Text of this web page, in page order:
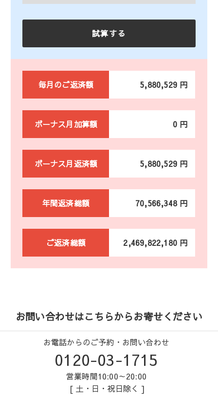
毎月のご返済額 5,880,529 円
ボーナス月加算額 0 円
ボーナス月返済額 5,880,529 円
年間返済総額 70,566,348 円
ご返済総額 2,469,822,180 円
お問い合わせはこちらからお寄せください
お電話からのご予約・お問い合わせ
0120-03-1715
営業時間10:00～20:00
[ 土・日・祝日除く ]